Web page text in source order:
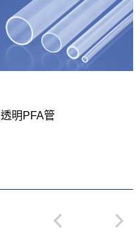
透明PFA管